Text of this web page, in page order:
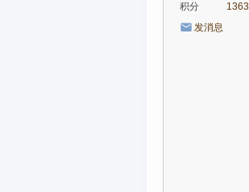
积分
1363
发消息